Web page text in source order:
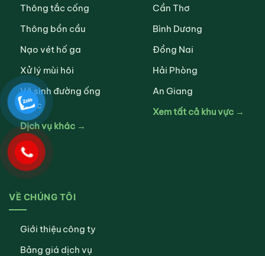
Thông tắc cống
Thông bồn cầu
Nạo vét hố ga
Xử lý mùi hôi
Vệ sinh đường ống
nước
Dịch vụ khác →
Cần Thơ
Bình Dương
Đồng Nai
Hải Phòng
An Giang
Xem tất cả khu vực →
VỀ CHÚNG TÔI
Giới thiệu công ty
Bảng giá dịch vụ